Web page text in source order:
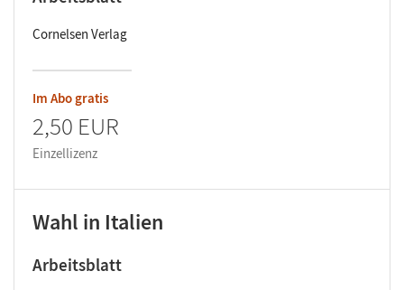
Cornelsen Verlag
Im Abo gratis
2,50 EUR
Einzellizenz
Wahl in Italien
Arbeitsblatt